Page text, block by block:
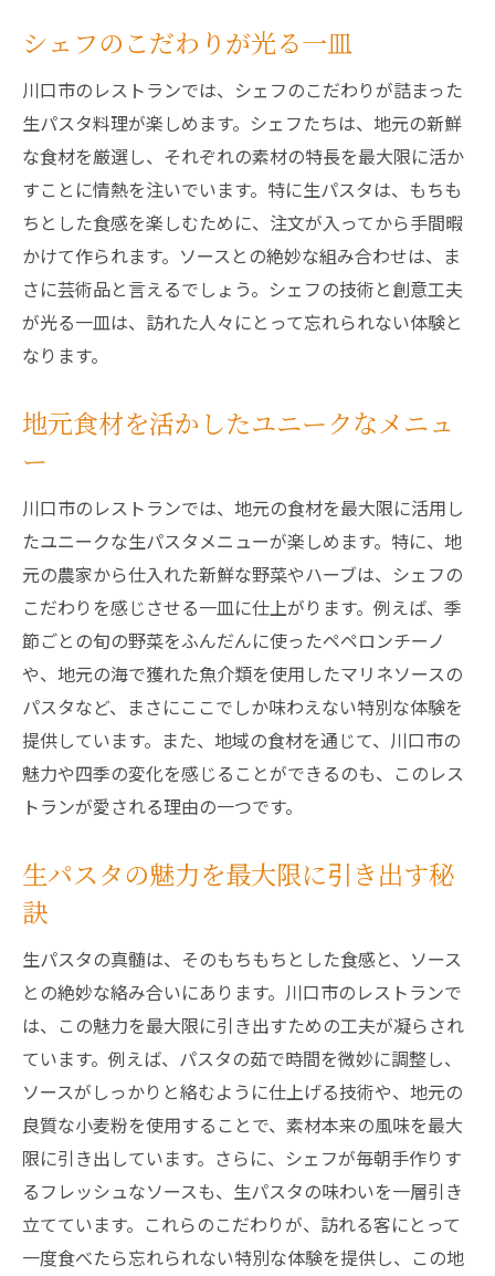
シェフのこだわりが光る一皿
川口市のレストランでは、シェフのこだわりが詰まった
生パスタ料理が楽しめます。シェフたちは、地元の新鮮
な食材を厳選し、それぞれの素材の特長を最大限に活か
すことに情熱を注いでいます。特に生パスタは、もちも
ちとした食感を楽しむために、注文が入ってから手間暇
かけて作られます。ソースとの絶妙な組み合わせは、ま
さに芸術品と言えるでしょう。シェフの技術と創意工夫
が光る一皿は、訪れた人々にとって忘れられない体験と
なります。
地元食材を活かしたユニークなメニュ
ー
川口市のレストランでは、地元の食材を最大限に活用し
たユニークな生パスタメニューが楽しめます。特に、地
元の農家から仕入れた新鮮な野菜やハーブは、シェフの
こだわりを感じさせる一皿に仕上がります。例えば、季
節ごとの旬の野菜をふんだんに使ったペペロンチーノ
や、地元の海で獲れた魚介類を使用したマリネソースの
パスタなど、まさにここでしか味わえない特別な体験を
提供しています。また、地域の食材を通じて、川口市の
魅力や四季の変化を感じることができるのも、このレス
トランが愛される理由の一つです。
生パスタの魅力を最大限に引き出す秘
訣
生パスタの真髄は、そのもちもちとした食感と、ソース
との絶妙な絡み合いにあります。川口市のレストランで
は、この魅力を最大限に引き出すための工夫が凝らされ
ています。例えば、パスタの茹で時間を微妙に調整し、
ソースがしっかりと絡むように仕上げる技術や、地元の
良質な小麦粉を使用することで、素材本来の風味を最大
限に引き出しています。さらに、シェフが毎朝手作りす
るフレッシュなソースも、生パスタの味わいを一層引き
立てています。これらのこだわりが、訪れる客にとって
一度食べたら忘れられない特別な体験を提供し、この地